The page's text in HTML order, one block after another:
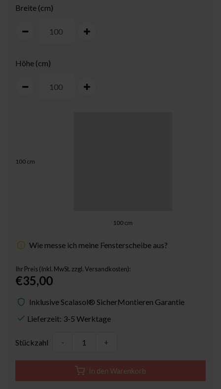
Breite (cm)
Höhe (cm)
100 cm
100 cm
Wie messe ich meine Fensterscheibe aus?
Ihr Preis (Inkl. MwSt. zzgl. Versandkosten):
€35,00
Inklusive Scalasol® SicherMontieren Garantie
Lieferzeit: 3-5 Werktage
Stückzahl - +
In den Warenkorb